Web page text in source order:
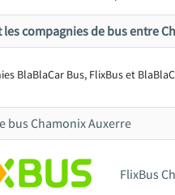
compagnies de bus entre
BlaBlaCar Bus, FlixBus et
bus Chamonix Auxerre
FlixBus